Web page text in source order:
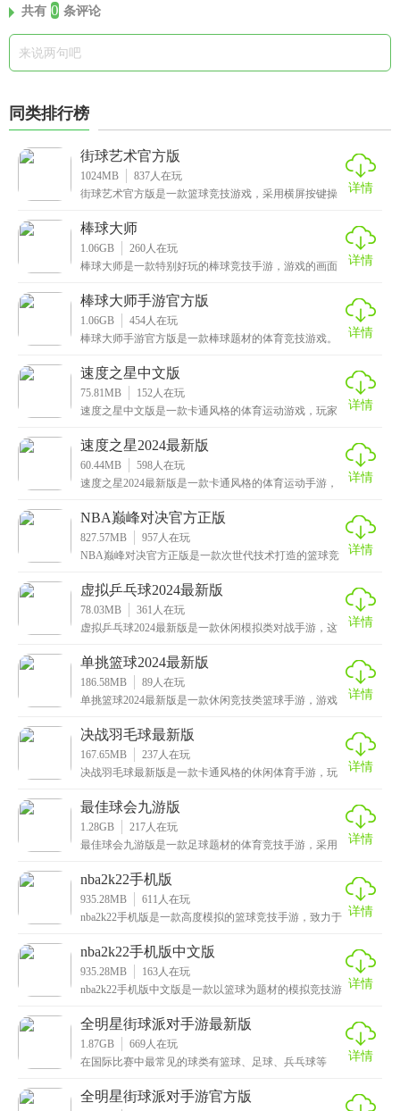
共有 0 条评论
同类排行榜
街球艺术官方版
1024MB 837 人在玩
街球艺术官方版是一款篮球竞技游戏，采用横屏按键操
独特
详情
棒球大师
1.06GB 260 人在玩
棒球大师是一款特别好玩的棒球竞技手游，游戏的画面
画，
详情
棒球大师手游官方版
1.06GB 454 人在玩
棒球大师手游官方版是一款棒球题材的体育竞技游戏。
的友
详情
速度之星中文版
75.81MB 152 人在玩
速度之星中文版是一款卡通风格的体育运动游戏，玩家
在同
详情
速度之星2024最新版
60.44MB 598 人在玩
速度之星2024最新版是一款卡通风格的体育运动手游，
详情
NBA巅峰对决官方正版
827.57MB 957 人在玩
NBA巅峰对决官方正版是一款次世代技术打造的篮球竞
篮
详情
虚拟乒乓球2024最新版
78.03MB 361 人在玩
虚拟乒乓球2024最新版是一款休闲模拟类对战手游，这
详情
单挑篮球2024最新版
186.58MB 89 人在玩
单挑篮球2024最新版是一款休闲竞技类篮球手游，游戏
详情
决战羽毛球最新版
167.65MB 237 人在玩
决战羽毛球最新版是一款卡通风格的休闲体育手游，玩
的玩
详情
最佳球会九游版
1.28GB 217 人在玩
最佳球会九游版是一款足球题材的体育竞技手游，采用
腻
详情
nba2k22手机版
935.28MB 611 人在玩
nba2k22手机版是一款高度模拟的篮球竞技手游，致力于 详情
nba2k22手机版中文版
935.28MB 163 人在玩
nba2k22手机版中文版是一款以篮球为题材的模拟竞技游 详情
全明星街球派对手游最新版
1.87GB 669 人在玩
在国际比赛中最常见的球类有篮球、足球、兵乓球等
软，不过
详情
全明星街球派对手游官方版